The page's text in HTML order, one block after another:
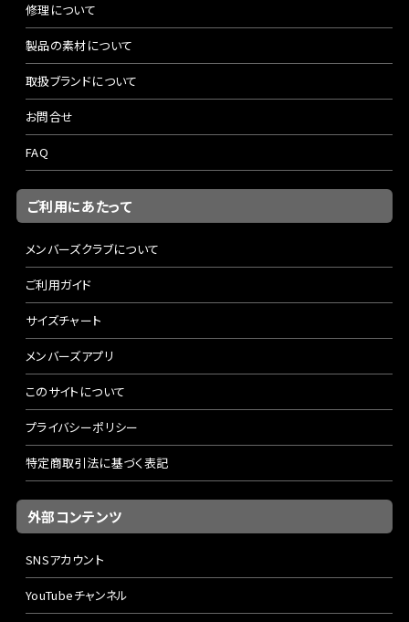
修理について
製品の素材について
取扱ブランドについて
お問合せ
FAQ
ご利用にあたって
メンバーズクラブについて
ご利用ガイド
サイズチャート
メンバーズアプリ
このサイトについて
プライバシーポリシー
特定商取引法に基づく表記
外部コンテンツ
SNSアカウント
YouTubeチャンネル